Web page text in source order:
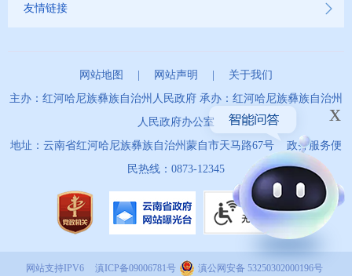
友情链接
网站地图 网站声明
关于我们
主办：红河哈尼族彝族自治州人民政府 承办：红河哈尼族彝族自治州
人民政府办公室
地址：云南省红河哈尼族彝族自治州蒙自市天马路67号 政务服务便
民热线：0873-12345
x
网站支持IPV6 滇ICP备09006781号 滇公网安备 53250302000196号